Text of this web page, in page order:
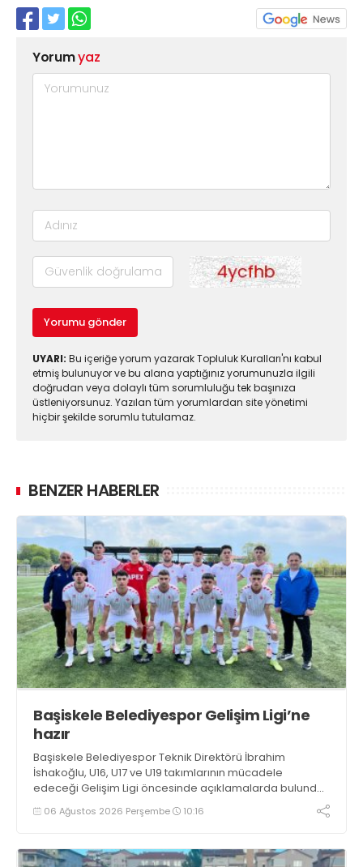
Yorumyaz
Yorumu gönder
UYARI: Bu içeriğe yorum yazarak Topluluk Kuralları'nı kabul
etmiş bulunuyor ve bu alana yaptığınız yorumunuzla ilgili
doğrudan veya dolaylı tüm sorumluluğu tek başınıza
üstleniyorsunuz. Yazılan tüm yorumlardan site yönetimi
hiçbir şekilde sorumlu tutulamaz.
BENZER HABERLER
Başiskele Belediyespor Gelişim Ligi’ne
hazır
Başiskele Belediyespor Teknik Direktörü İbrahim
İshakoğlu, U16, U17 ve U19 takımlarının mücadele
edeceği Gelişim Ligi öncesinde açıklamalarda bulundu.
Genç oyuncuların gelişimine dikkat çeken İshakoğlu,
hedeflerinin sadece sonuç almak değil, Türk futboluna
06 Ağustos 2026 Perşembe 10:16